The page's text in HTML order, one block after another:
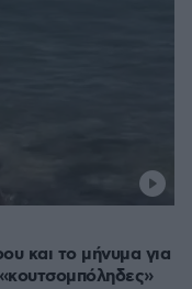
και το μήνυμα για